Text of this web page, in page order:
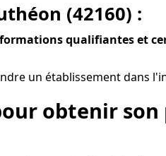
(42160) :
qualifiantes et
un établissement dans
obtenir